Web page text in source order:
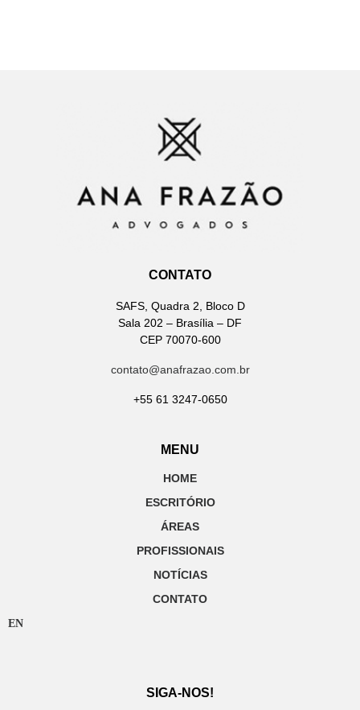
CONTATO
SAFS, Quadra 2, Bloco D
Sala 202 – Brasília – DF
CEP 70070-600
contato@anafrazao.com.br
+55 61 3247-0650
MENU
HOME
ESCRITÓRIO
ÁREAS
PROFISSIONAIS
NOTÍCIAS
CONTATO
EN
SIGA-NOS!